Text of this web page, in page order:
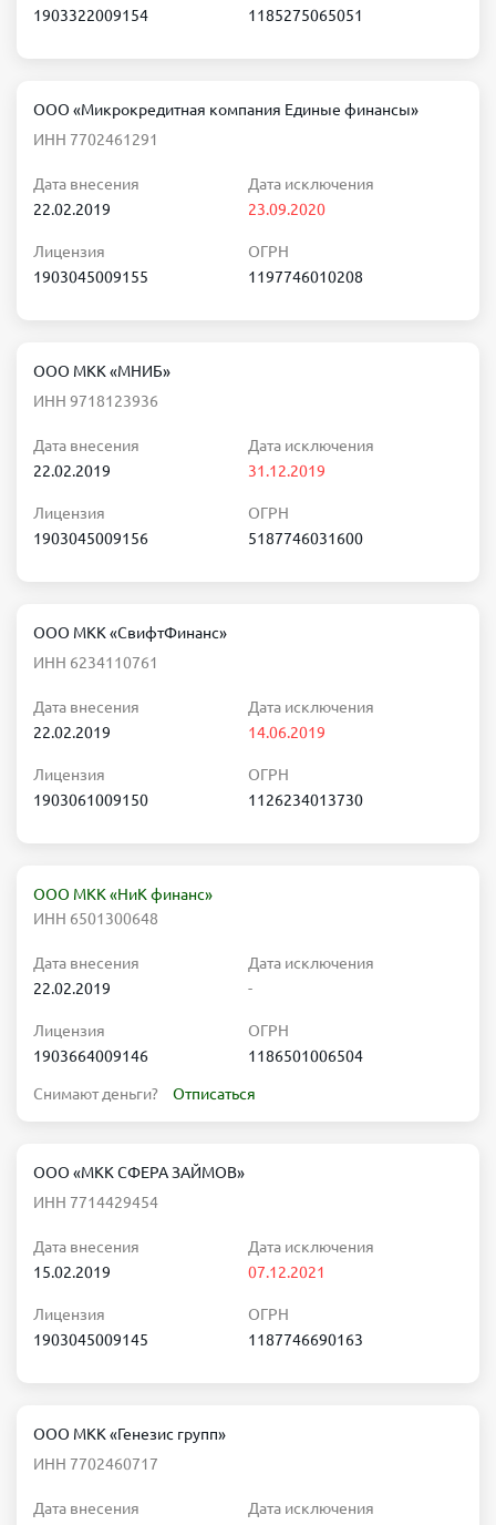
1903322009154
1185275065051
ООО «Микрокредитная компания Единые финансы»
ИНН 7702461291
Дата внесения
22.02.2019
Дата исключения
23.09.2020
Лицензия
1903045009155
ОГРН
1197746010208
ООО МКК «МНИБ»
ИНН 9718123936
Дата внесения
22.02.2019
Дата исключения
31.12.2019
Лицензия
1903045009156
ОГРН
5187746031600
ООО МКК «СвифтФинанс»
ИНН 6234110761
Дата внесения
22.02.2019
Дата исключения
14.06.2019
Лицензия
1903061009150
ОГРН
1126234013730
ООО МКК «НиК финанс»
ИНН 6501300648
Дата внесения
22.02.2019
Дата исключения
-
Лицензия
1903664009146
ОГРН
1186501006504
Снимают деньги? Отписаться
ООО «МКК СФЕРА ЗАЙМОВ»
ИНН 7714429454
Дата внесения
15.02.2019
Дата исключения
07.12.2021
Лицензия
1903045009145
ОГРН
1187746690163
ООО МКК «Генезис групп»
ИНН 7702460717
Дата внесения
Дата исключения